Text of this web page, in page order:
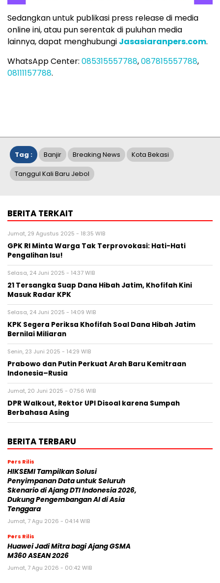
Sedangkan untuk publikasi press release di media
online ini, atau pun serentak di puluhan media
lainnya, dapat menghubungi Jasasiaranpers.com.
WhatsApp Center: 085315557788,087815557788,
08111157788.
Tag : Banjir Breaking News Kota Bekasi
Tanggul Kali Baru Jebol
BERITA TERKAIT
Jumat, 29 Agustus 2025 - 18:35 WIB
GPK RI Minta Warga Tak Terprovokasi: Hati-Hati
Pengalihan Isu!
Selasa, 24 Juni 2025 - 14:37 WIB
21 Tersangka Suap Dana Hibah Jatim, Khofifah Kini
Masuk Radar KPK
Selasa, 24 Juni 2025 - 14:09 WIB
KPK Segera Periksa Khofifah Soal Dana Hibah Jatim
Bernilai Miliaran
Senin, 23 Juni 2025 - 14:29 WIB
Prabowo dan Putin Perkuat Arah Baru Kemitraan
Indonesia–Rusia
Jumat, 20 Juni 2025 - 07:56 WIB
DPR Walkout, Rektor UPI Disoal karena Sumpah
Berbahasa Asing
BERITA TERBARU
Pers Rilis
HIKSEMI Tampilkan Solusi
Penyimpanan Data untuk Seluruh
Skenario di Ajang DTI Indonesia 2026,
Dukung Pengembangan AI di Asia
Tenggara
Jumat, 7 Agu 2026 - 04:14 WIB
Pers Rilis
Huawei Jadi Mitra bagi Ajang GSMA
M360 ASEAN 2026
Jumat, 7 Agu 2026 - 00:42 WIB